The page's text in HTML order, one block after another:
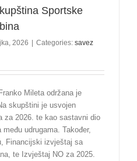
Sportske
2026 | Categories: savez
Mileta održana je
skupštini je usvojen
za 2026. te kao sastavni dio
udrugama. Također,
Financijski izvještaj sa
te Izvještaj NO za 2025.